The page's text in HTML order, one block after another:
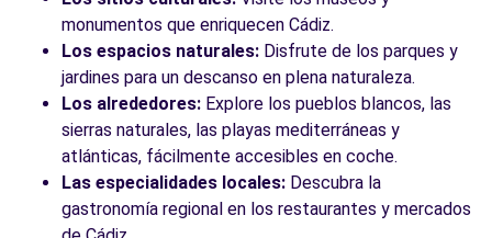
monumentos que enriquecen Cádiz.
Los espacios naturales: Disfrute de los parques y
jardines para un descanso en plena naturaleza.
Los alrededores: Explore los pueblos blancos, las
sierras naturales, las playas mediterráneas y
atlánticas, fácilmente accesibles en coche.
Las especialidades locales: Descubra la
gastronomía regional en los restaurantes y mercados